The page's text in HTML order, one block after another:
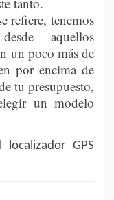
refiere, tenemos
aquellos
un poco más de
por encima de
tu presupuesto,
un modelo
GPS